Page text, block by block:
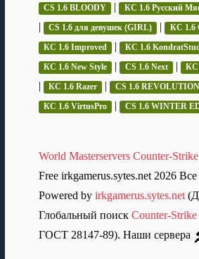
CS 1.6 BLOODY | КС 1.6 Русский
| CS 1.6 для девушек (GIRL) | КС 1.6
КС 1.6 Improved | КС 1.6
КС 1.6 New Style | CS 1.6 Next | КС
| КС 1.6 Razer | CS 1.6 REVOLUTION
КС 1.6 VirtusPro | CS 1.6 WINTER
World Masterservers Counter-
Free irkgamerus.sytes.net 2026
Powered by irkgamerus.sytes.net
Глобальный поиск Counter-Strike
ГОСТ 28147-89). Наши сервера